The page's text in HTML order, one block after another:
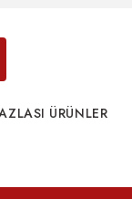
ÜRÜNLER